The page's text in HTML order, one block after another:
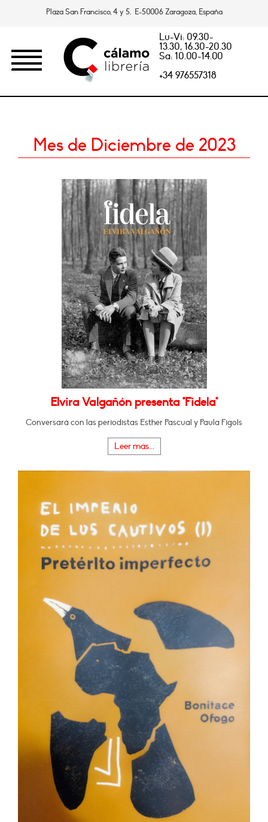
Plaza San Francisco, 4 y 5. E-50006 Zaragoza, España
Lu-Vi: 09.30-
13.30, 16.30-20.30
Sa: 10.00-14.00
+34 976557318
Mes de Diciembre de 2023
Elvira Valgañón presenta "Fidela"
Conversará con las periodistas Esther Pascual y Paula Figols
Leer más...